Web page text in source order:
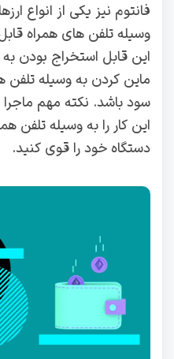
فانتوم نیز یکی از انواع
وسیله تلفن های همراه
این قابل استخراج بودن به
ماین کردن به وسیله تلفن
سود باشد. نکته مهم
این کار را به وسیله تلفن
دستگاه خود را قوی کنید.